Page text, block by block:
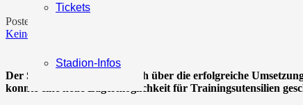
Tickets
Stadion-Infos
Posted on
Keine Kommentare
Der SV Erlbach e.V. freut sich über die erfolgreiche
konnte eine neue Lagermöglichkeit für Trainingsutensilien